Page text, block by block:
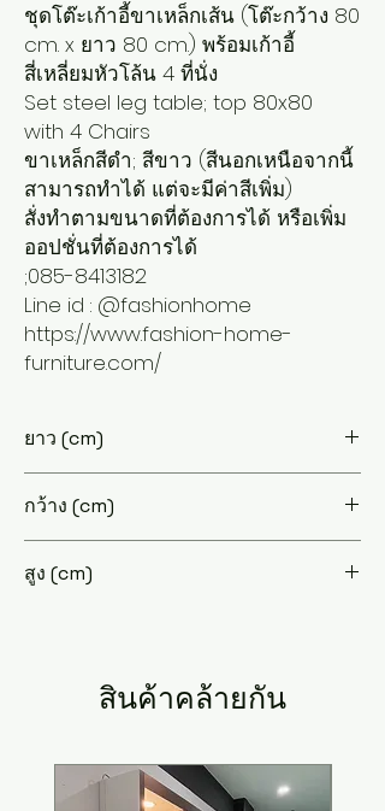
ชุดโต๊ะเก้าอี้ขาเหล็กเส้น (โต๊ะกว้าง 80
cm. x ยาว 80 cm.) พร้อมเก้าอี้
สี่เหลี่ยมหัวโล้น 4 ที่นั่ง
Set steel leg table; top 80x80
with 4 Chairs
ขาเหล็กสีดำ; สีขาว (สีนอกเหนือจากนี้
สามารถทำได้ แต่จะมีค่าสีเพิ่ม)
สั่งทำตามขนาดที่ต้องการได้ หรือเพิ่ม
ออปชั่นที่ต้องการได้
;085-8413182
Line id : @fashionhome
https://www.fashion-home-
furniture.com/
ยาว (cm)
กว้าง (cm)
สูง (cm)
สินค้าคล้ายกัน